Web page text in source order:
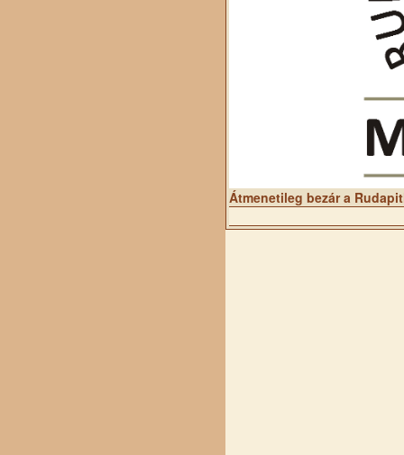
Átmenetileg bezár a